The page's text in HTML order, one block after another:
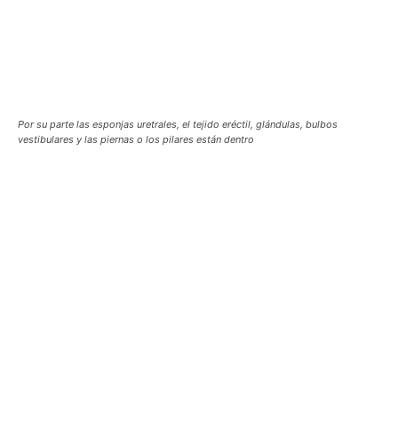
Por su parte las esponjas uretrales, el tejido eréctil, glándulas, bulbos
vestibulares y las piernas o los pilares están dentro